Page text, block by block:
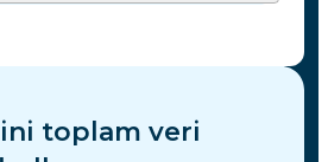
toplam veri